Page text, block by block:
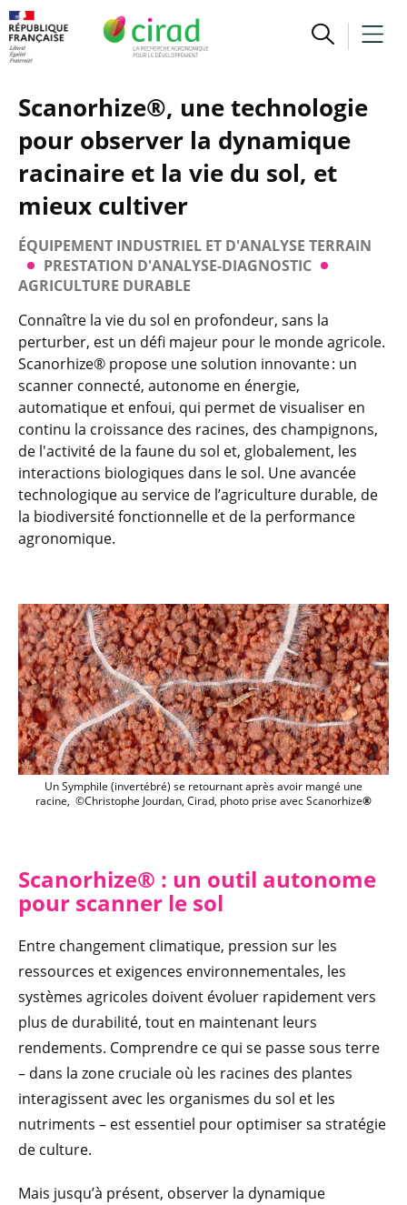
Scanorhize®, une technologie
pour observer la dynamique
racinaire et la vie du sol, et
mieux cultiver
ÉQUIPEMENT INDUSTRIEL ET D'ANALYSE TERRAIN
PRESTATION D'ANALYSE-DIAGNOSTIC
AGRICULTURE DURABLE
Connaître la vie du sol en profondeur, sans la
perturber, est un défi majeur pour le monde agricole.
Scanorhize® propose une solution innovante : un
scanner connecté, autonome en énergie,
automatique et enfoui, qui permet de visualiser en
continu la croissance des racines, des champignons,
de l'activité de la faune du sol et, globalement, les
interactions biologiques dans le sol. Une avancée
technologique au service de l’agriculture durable, de
la biodiversité fonctionnelle et de la performance
agronomique.
Scanorhize® image
Un Symphile (invertébré) se retournant après avoir mangé une
racine, ©Christophe Jourdan, Cirad, photo prise avec Scanorhize®
Scanorhize® : un outil autonome
pour scanner le sol
Entre changement climatique, pression sur les
ressources et exigences environnementales, les
systèmes agricoles doivent évoluer rapidement vers
plus de durabilité, tout en maintenant leurs
rendements. Comprendre ce qui se passe sous terre
– dans la zone cruciale où les racines des plantes
interagissent avec les organismes du sol et les
nutriments – est essentiel pour optimiser sa stratégie
de culture.
Mais jusqu’à présent, observer la dynamique